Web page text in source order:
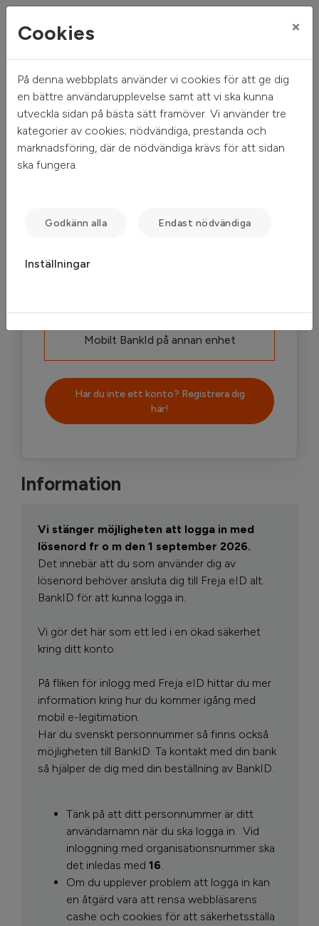
Mitt hem Mina sidor
Mina sidor
Mobilt BankId på annan enhet
Har du inte ett konto? Registrera dig
här!
Information
Vi stänger möjligheten att logga in med
lösenord fr o m den 1 september 2026.
Det innebär att du som använder dig av
lösenord behöver ansluta dig till Freja eID alt.
BankID för att kunna logga in.
Vi gör det här som ett led i en ökad säkerhet
kring ditt konto.
På fliken för inlogg med Freja eID hittar du mer
information kring hur du kommer igång med
mobil e-legitimation.
Har du svenskt personnummer så finns också
möjligheten till BankID. Ta kontakt med din bank
så hjälper de dig med din beställning av BankID.
Tänk på att ditt personnummer är ditt
användarnamn när du ska logga in. Vid
inloggning med organisationsnummer ska
det inledas med 16.
Om du upplever problem att logga in kan
en åtgärd vara att rensa webbläsarens
cashe och cookies för att säkerhetsställa
Cookies ×
På denna webbplats använder vi cookies för att ge dig
en bättre användarupplevelse samt att vi ska kunna
utveckla sidan på bästa sätt framöver. Vi använder tre
kategorier av cookies; nödvändiga, prestanda och
marknadsföring, där de nödvändiga krävs för att sidan
ska fungera.
Godkänn alla Endast nödvändiga
Inställningar